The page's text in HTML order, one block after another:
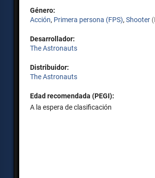
Género:
Acción, Primera persona (FPS), Shooter
Desarrollador:
The Astronauts
Distribuidor:
The Astronauts
Edad recomendada (PEGI):
A la espera de clasificación